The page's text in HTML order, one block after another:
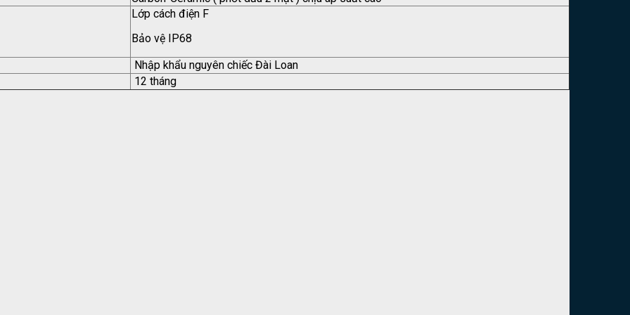
Lớp cách điện F
Bảo vệ IP68
Nhập khẩu nguyên chiếc Đài Loan
12 tháng